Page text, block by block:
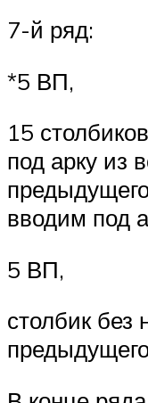
7-й ряд:
*5 ВП,
15
под арку из
вводим под
5 ВП,
столбик без